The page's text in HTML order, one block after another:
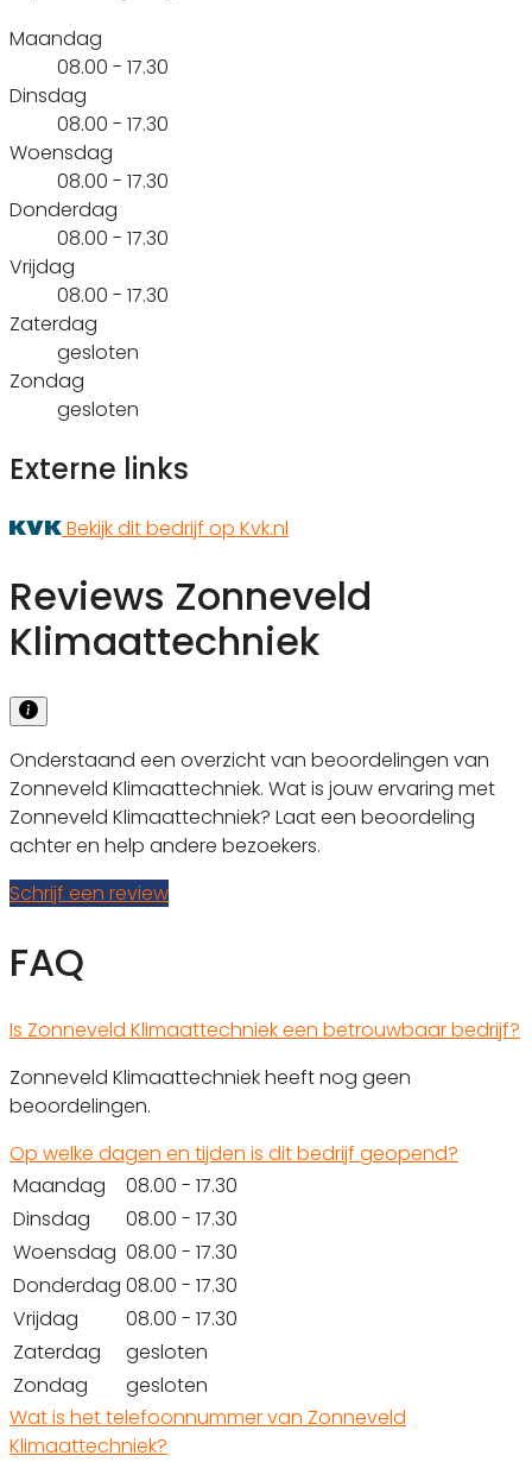
Maandag
08.00 - 17.30
Dinsdag
08.00 - 17.30
Woensdag
08.00 - 17.30
Donderdag
08.00 - 17.30
Vrijdag
08.00 - 17.30
Zaterdag
gesloten
Zondag
gesloten
Externe links
Bekijk dit bedrijf op Kvk.nl
Reviews Zonneveld
Klimaattechniek
Onderstaand een overzicht van beoordelingen van
Zonneveld Klimaattechniek. Wat is jouw ervaring met
Zonneveld Klimaattechniek? Laat een beoordeling
achter en help andere bezoekers.
Schrijf een review
FAQ
Is Zonneveld Klimaattechniek een betrouwbaar bedrijf?
Zonneveld Klimaattechniek heeft nog geen
beoordelingen.
Op welke dagen en tijden is dit bedrijf geopend?
Maandag
08.00 - 17.30
Dinsdag
08.00 - 17.30
Woensdag 08.00 - 17.30
Donderdag 08.00 - 17.30
Vrijdag
08.00 - 17.30
Zaterdag
gesloten
Zondag
gesloten
Wat is het telefoonnummer van Zonneveld
Klimaattechniek?